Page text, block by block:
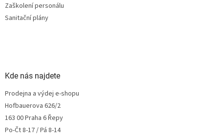
Zaškolení personálu
Sanitační plány
Kde nás najdete
Prodejna a výdej e-shopu
Hofbauerova 626/2
163 00 Praha 6 Řepy
Po-Čt 8-17 / Pá 8-14